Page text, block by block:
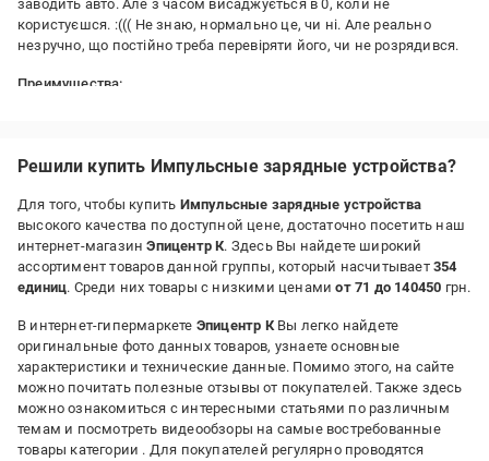
заводить авто. Але з часом висаджується в 0, коли не
користуєшся. :((( Не знаю, нормально це, чи ні. Але реально
незручно, що постійно треба перевіряти його, чи не розрядився.
Преимущества:
з часом розряджається
Решили купить Импульсные зарядные устройства?
Для того, чтобы купить Импульсные зарядные устройства
высокого качества по доступной цене, достаточно посетить наш
интернет-магазинЭпицентр К. Здесь Вы найдете широкий
ассортимент товаров данной группы, который насчитывает354
единиц. Среди них товары с низкими ценамиот 71 до 140450 грн.
В интернет-гипермаркете Эпицентр КВы легко найдете
оригинальные фото данных товаров, узнаете основные
характеристики и технические данные. Помимо этого, на сайте
можно почитать полезные отзывы от покупателей. Также здесь
можно ознакомиться с интересными статьями по различным
темам и посмотреть видеообзоры на самые востребованные
товары категории . Для покупателей регулярно проводятся